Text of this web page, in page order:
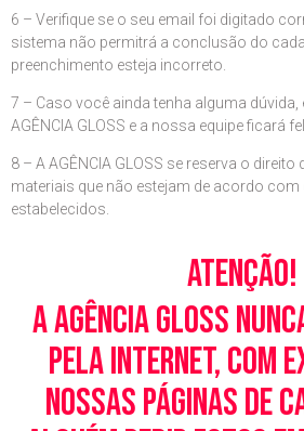
6 – Verifique se o seu email foi digitado
sistema não permitrá a conclusão do
preenchimento esteja incorreto.
7 – Caso você ainda tenha alguma
AGÊNCIA GLOSS e a nossa equipe ficará
8 – A AGÊNCIA GLOSS se reserva o
materiais que não estejam de acordo
estabelecidos.
Atenção!
A Agência Gloss
pela Internet, com
nossas páginas de